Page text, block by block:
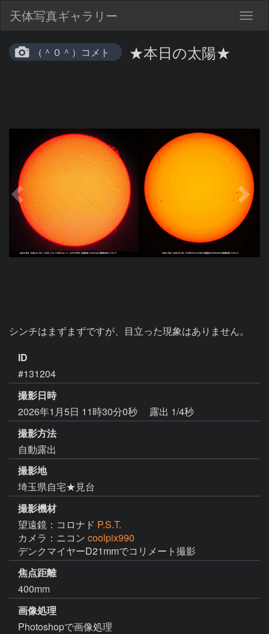
天体写真ギャラリー
（＾０＾）コメト ★本日の太陽★
シンチはまずまずですが、目立った現象はありません。
ID
#131204
撮影日時
2026年1月5日 11時30分0秒
露出 1/4秒
撮影方法
自動露出
撮影地
埼玉県自宅★見台
撮影機材
望遠鏡：コロナド P.S.T.
カメラ：ニコン coolpix990
デンクマイヤーD21mmでコリメート撮影
焦点距離
400mm
画像処理
Photoshopで画像処理